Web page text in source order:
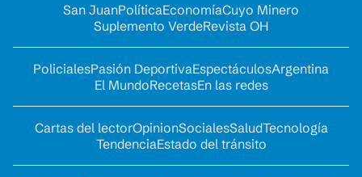
San JuanPolíticaEconomíaCuyo Minero
Suplemento VerdeRevista OH
PolicialesPasión DeportivaEspectáculosArgentina
El MundoRecetasEn las redes
Cartas del lectorOpinionSocialesSaludTecnología
TendenciaEstado del tránsito